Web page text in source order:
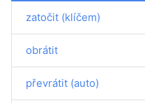
zatočit (klíčem)
obrátit
převrátit (auto)